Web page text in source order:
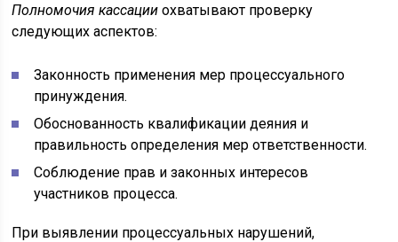
Полномочия кассации охватывают проверку
следующих аспектов:
Законность применения мер процессуального
принуждения.
Обоснованность квалификации деяния и
правильность определения мер ответственности.
Соблюдение прав и законных интересов
участников процесса.
При выявлении процессуальных нарушений,